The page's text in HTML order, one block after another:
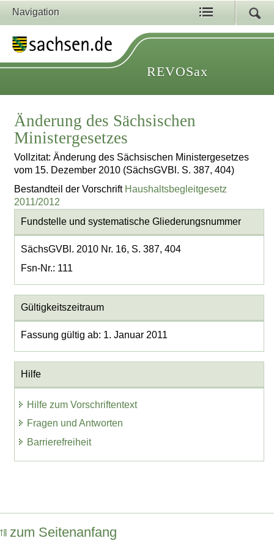
Navigation
REVOSax
Änderung des Sächsischen
Ministergesetzes
Vollzitat: Änderung des Sächsischen Ministergesetzes
vom 15. Dezember 2010 (SächsGVBl. S. 387, 404)
Bestandteil der Vorschrift Haushaltsbegleitgesetz
2011/2012
Fundstelle und systematische Gliederungsnummer
SächsGVBl. 2010 Nr. 16, S. 387, 404
Fsn-Nr.: 111
Gültigkeitszeitraum
Fassung gültig ab: 1. Januar 2011
Hilfe
Hilfe zum Vorschriftentext
Fragen und Antworten
Barrierefreiheit
zum Seitenanfang